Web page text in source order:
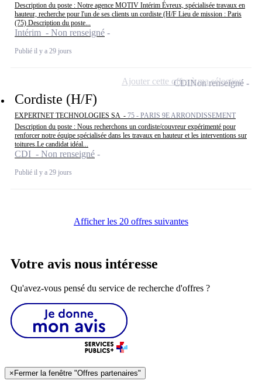
Description du poste : Notre agence MOTIV Intérim Évreux, spécialisée travaux en
hauteur, recherche pour l'un de ses clients un cordiste (H/F Lieu de mission : Paris
(75) Description du poste...
Intérim - Non renseigné
Publié il y a 29 jours
Cordiste (H/F)
EXPERTNET TECHNOLOGIES SA - 75 - PARIS 9E ARRONDISSEMENT
Description du poste : Nous recherchons un cordiste/couvreur expérimenté pour
renforcer notre équipe spécialisée dans les travaux en hauteur et les interventions sur
toitures.Le candidat idéal...
CDI - Non renseigné
Publié il y a 29 jours
CDINon renseigné
Ajouter cette offre à ma sélection
Afficher les 20 offres suivantes
Votre avis nous intéresse
Qu'avez-vous pensé du service de recherche d'offres ?
× Fermer la fenêtre "Offres partenaires"